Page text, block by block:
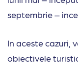
septembrie –
In aceste cazuri,
obiectivele